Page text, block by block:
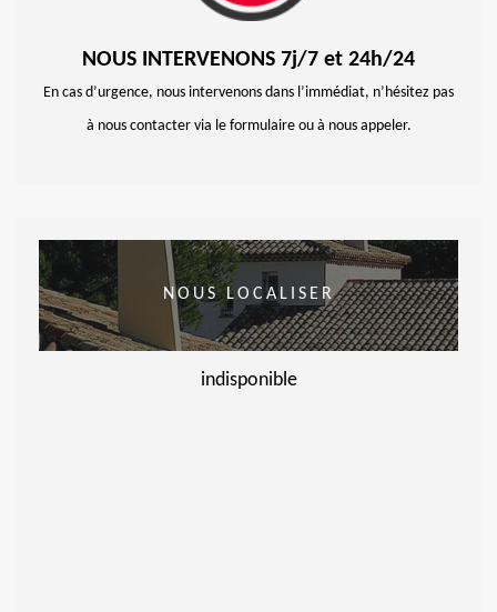
NOUS INTERVENONS 7j/7 et 24h/24
En cas d’urgence, nous intervenons dans l’immédiat, n’hésitez pas
à nous contacter via le formulaire ou à nous appeler.
NOUS LOCALISER
indisponible